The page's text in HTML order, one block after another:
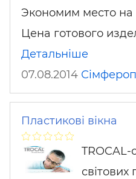
Экономим место на
Цена готового
Детальніше
07.08.2014
Пластикові вікна
TROCAL-
світових